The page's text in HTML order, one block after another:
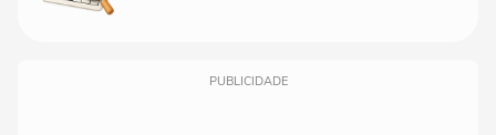
PUBLICIDADE